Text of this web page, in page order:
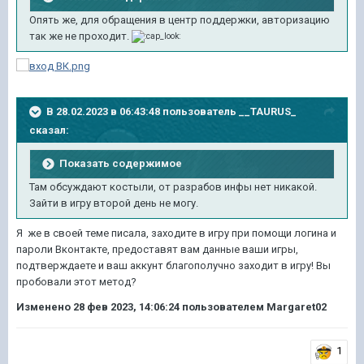
Опять же, для обращения в центр поддержки, авторизацию
так же не проходит.
В 28.02.2023 в 06:43:48 пользователь __TAURUS_
сказал:
Показать содержимое
Там обсуждают костыли, от разрабов инфы нет никакой.
Зайти в игру второй день не могу.
Я же в своей теме писала, заходите в игру при помощи логина и
пароли Вконтакте, предоставят вам данные ваши игры,
подтверждаете и ваш аккунт благополучно заходит в игру! Вы
пробовали этот метод?
Изменено 28 фев 2023, 14:06:24 пользователем Margaret02
1